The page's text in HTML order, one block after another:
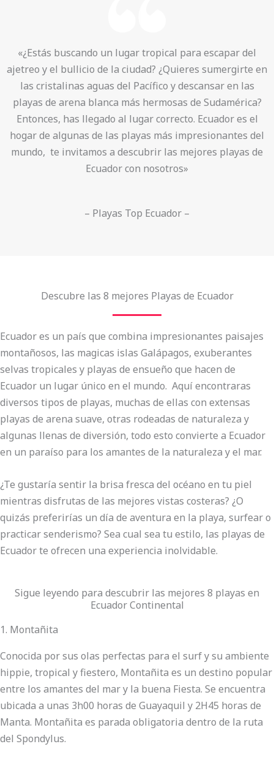
«¿Estás buscando un lugar tropical para escapar del
ajetreo y el bullicio de la ciudad? ¿Quieres sumergirte en
las cristalinas aguas del Pacífico y descansar en las
playas de arena blanca más hermosas de Sudamérica?
Entonces, has llegado al lugar correcto. Ecuador es el
hogar de algunas de las playas más impresionantes del
mundo, te invitamos a descubrir las mejores playas de
Ecuador con nosotros»
– Playas Top Ecuador –
Descubre las 8 mejores Playas de Ecuador
Ecuador es un país que combina impresionantes paisajes
montañosos, las magicas islas Galápagos, exuberantes
selvas tropicales y playas de ensueño que hacen de
Ecuador un lugar único en el mundo. Aquí encontraras
diversos tipos de playas, muchas de ellas con extensas
playas de arena suave, otras rodeadas de naturaleza y
algunas llenas de diversión, todo esto convierte a Ecuador
en un paraíso para los amantes de la naturaleza y el mar.
¿Te gustaría sentir la brisa fresca del océano en tu piel
mientras disfrutas de las mejores vistas costeras? ¿O
quizás preferirías un día de aventura en la playa, surfear o
practicar senderismo? Sea cual sea tu estilo, las playas de
Ecuador te ofrecen una experiencia inolvidable.
Sigue leyendo para descubrir las mejores 8 playas en
Ecuador Continental
1. Montañita
Conocida por sus olas perfectas para el surf y su ambiente
hippie, tropical y fiestero, Montañita es un destino popular
entre los amantes del mar y la buena Fiesta. Se encuentra
ubicada a unas 3h00 horas de Guayaquil y 2H45 horas de
Manta. Montañita es parada obligatoria dentro de la ruta
del Spondylus.